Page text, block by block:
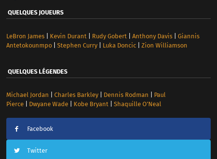
QUELQUES JOUEURS
LeBron James| Kevin Durant Rudy Gobert Anthony Davis| Giannis
Antetokounmpo| Stephen Curry| Luka Doncic| Zion Williamson
QUELQUES LÉGENDES
Michael Jordan Charles Barkley| Dennis Rodman
Paul
Pierce| Dwyane Wade| Kobe Bryant| Shaquille O’Neal
Facebook
Twitter